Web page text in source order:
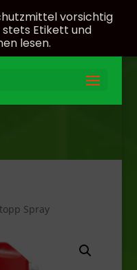
Spray
vorsichtig
Etikett und
lesen.